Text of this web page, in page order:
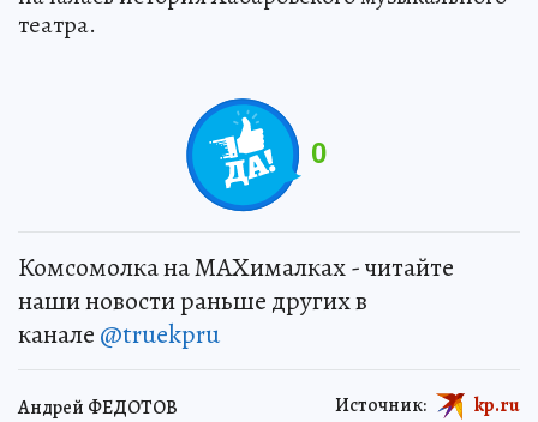
театра.
0
Комсомолка на MAXималках - читайте
наши новости раньше других в
канале @truekpru
Андрей ФЕДОТОВ Источник: kp.ru